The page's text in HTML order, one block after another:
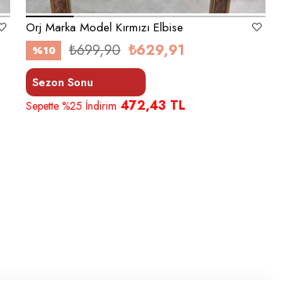
Orj Marka Model Kırmızı Elbise
%10 ₺629,91
₺699,90
Sezon Sonu
Sepette %25 İndirim 472,43 TL